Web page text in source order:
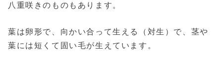
八重咲きのものもあります。
葉は卵形で、向かい合って生える（対生）で、茎や
葉には短くて固い毛が生えています。